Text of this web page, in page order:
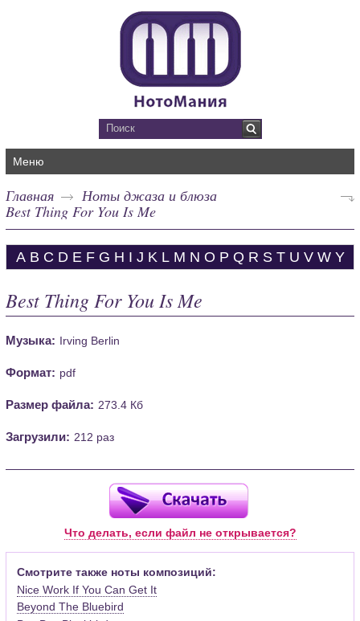
Меню
Главная
Ноты джаза и блюза
Best Thing For You Is Me
A B C D E F G H I J K L M N O P Q R S T U V W Y
Best Thing For You Is Me
Музыка: Irving Berlin
Формат: pdf
Размер файла: 273.4 Кб
Загрузили: 212 раз
Что делать, если файл не открывается?
Смотрите также ноты композиций:
Nice Work If You Can Get It
Beyond The Bluebird